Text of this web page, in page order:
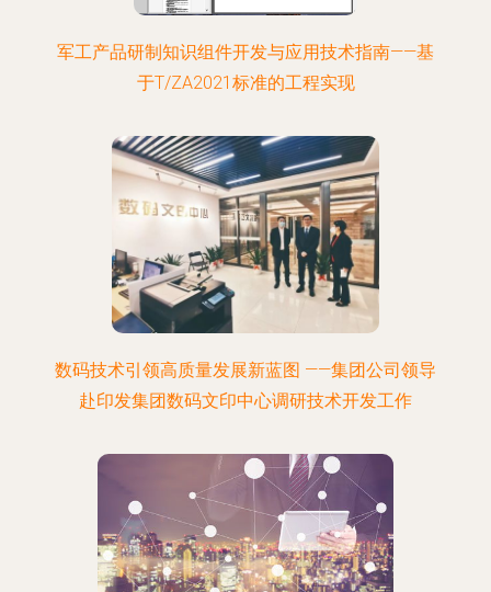
军工产品研制知识组件开发与应用技术指南——基
于T/ZA2021标准的工程实现
数码技术引领高质量发展新蓝图 ——集团公司领导
赴印发集团数码文印中心调研技术开发工作